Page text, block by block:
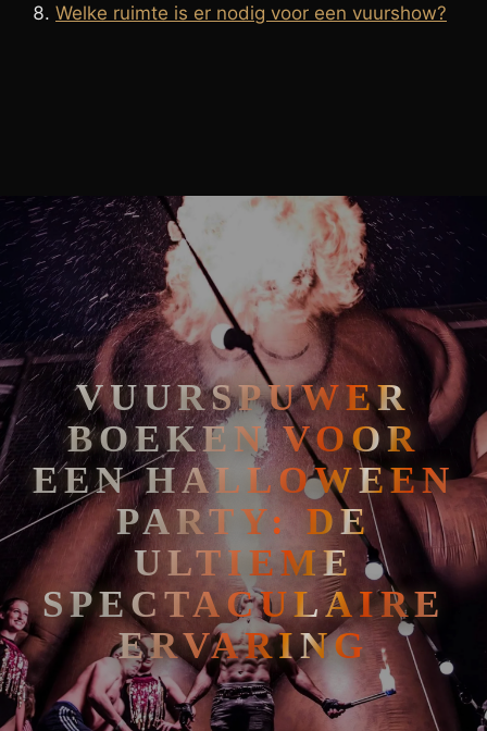
Welke ruimte is er nodig voor een vuurshow?
VUURSPUWER
BOEKEN VOOR
EEN HALLOWEEN
PARTY: DE
ULTIEME
SPECTACULAIRE
ERVARING